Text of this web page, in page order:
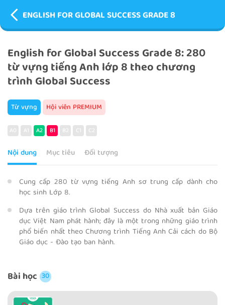
ENGLISH FOR GLOBAL SUCCESS GRADE 8
English for Global Success Grade 8: 280
từ vựng tiếng Anh lớp 8 theo chương
trình Global Success
Từ vựng Hội viên PREMIUM
A0 A1 A2 B1 B2 C1 C2
Nội dung Mục tiêu Đối tượng
Cung cấp 280 từ vựng tiếng Anh sơ trung cấp dành cho
học sinh Lớp 8.
Dựa trên giáo trình Global Success do Nhà xuất bản Giáo
dục Việt Nam phát hành; đây là một trong những giáo trình
phổ biến nhất theo Chương trình Tiếng Anh Cải cách do Bộ
Giáo dục - Đào tạo ban hành.
Bài học 30